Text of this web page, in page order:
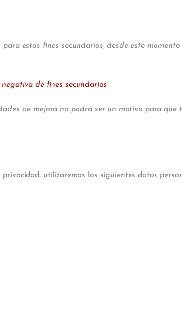
estos fines secundarios, desde este
de fines secundarios
de mejora no podrá ser un motivo para que
utilizaremos los siguientes datos